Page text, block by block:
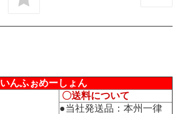
いんふぉめーしょん
〇送料について
●当社発送品：本州一律